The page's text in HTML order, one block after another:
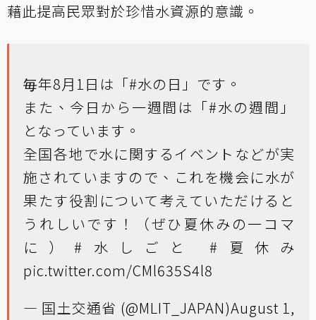
藉此提高民眾對於珍惜水資源的意識。
毎年8月1日は「#水の日 」です。
また、今日から一週間は「#水の週間 」
となっています。
全国各地で水に関するイベントなどが実
施されていますので、これを機会に水が
果たす役割について考えていただけると
うれしいです！（ぜひ夏休みの一コマ
に）#水しごと
#夏休み
pic.twitter.com/CMl635S4l8
— 国土交通省 (@MLIT_JAPAN)August 1,